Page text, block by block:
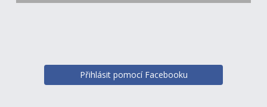
Přihlásit pomocí Facebooku